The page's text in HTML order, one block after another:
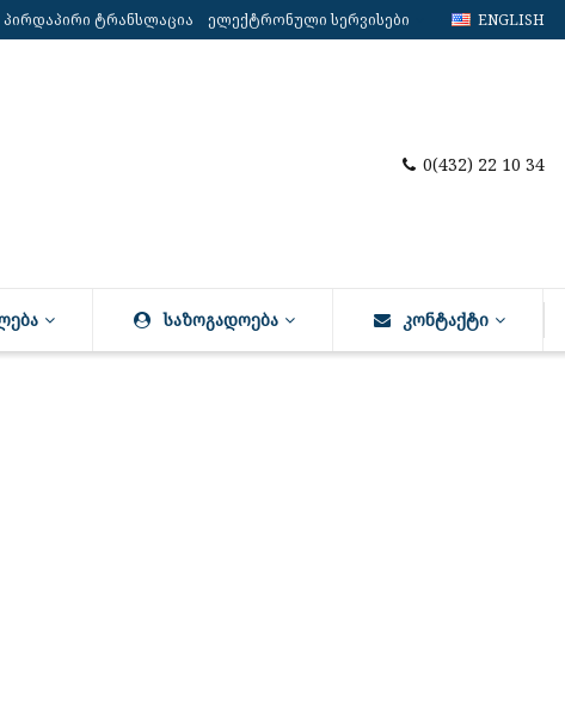
პირდაპირი ტრანსლაცია ელექტრონული სერვისები ENGLISH
0(432) 22 10 34
ᲡᲐᲖᲝᲒᲐᲓᲝᲔᲑᲐ ᲙᲝᲜᲢᲐᲥᲢᲘ